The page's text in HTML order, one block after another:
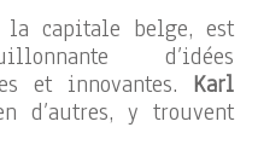
capitale belge, est
d’idées
et innovantes. Karl
d’autres, y trouvent